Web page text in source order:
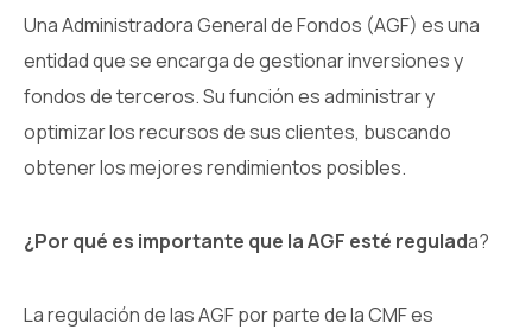
Una Administradora General de Fondos (AGF) es una
entidad que se encarga de gestionar inversiones y
fondos de terceros. Su función es administrar y
optimizar los recursos de sus clientes, buscando
obtener los mejores rendimientos posibles.
¿Por qué es importante que la AGF esté regulada?
La regulación de las AGF por parte de la CMF es